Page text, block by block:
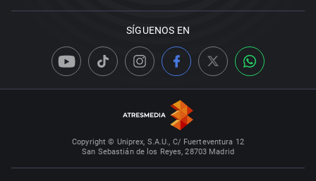
SÍGUENOS EN
Copyright © Uniprex, S.A.U., C/ Fuerteventura 12
San Sebastián de los Reyes, 28703 Madrid